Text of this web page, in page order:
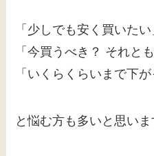
「少しでも安く買いたい
「今買うべき？ それと
「いくらくらいまで下
と悩む方も多いと思いま